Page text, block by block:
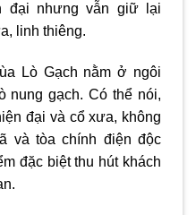
đại nhưng vẫn giữ lại
linh thiêng.
Lò Gạch nằm ở ngôi
nung gạch. Có thể nói,
đại và cổ xưa, không
và tòa chính điện độc
đặc biệt thu hút khách